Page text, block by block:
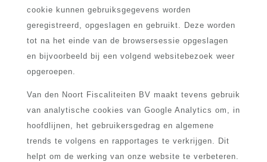
cookie kunnen gebruiksgegevens worden
geregistreerd, opgeslagen en gebruikt. Deze worden
tot na het einde van de browsersessie opgeslagen
en bijvoorbeeld bij een volgend websitebezoek weer
opgeroepen.
Van den Noort Fiscaliteiten BV maakt tevens gebruik
van analytische cookies van Google Analytics om, in
hoofdlijnen, het gebruikersgedrag en algemene
trends te volgens en rapportages te verkrijgen. Dit
helpt om de werking van onze website te verbeteren.